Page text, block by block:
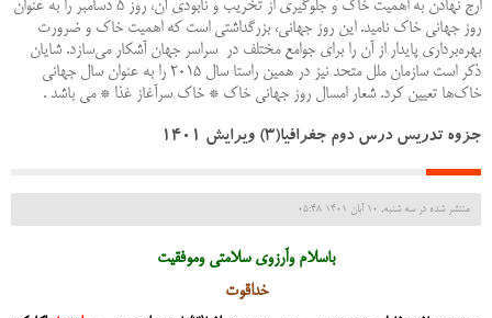
ارج نهادن به اهمیت خاک و جلوگیری از تخریب و نابودی آن، روز ۵ دسامبر را به عنوان
روز جهانی خاک نامید. این روز جهانی، بزرگداشتی است که اهمیت خاک و ضرورت
بهره‌برداری پایدار از آن را برای جوامع مختلف در سراسر جهان آشکار می‌سازد. شایان
ذکر است سازمان ملل متحد نیز در همین راستا سال ۲۰۱۵ را به عنوان سال جهانی
خاک‌ها تعیین کرد. شعار امسال روز جهانی خاک * خاک سرآغاز غذا * می باشد .
جزوه تدریس درس دوم جغرافیا(3) ویرایش 1401
منتشر شده در سه شنبه, 10 آبان 1401 05:48
باسلام وآرزوی سلامتی وموفقیت
خداقوت